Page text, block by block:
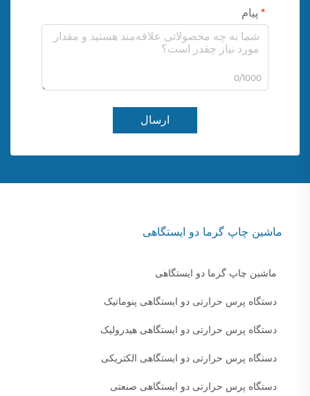
پیام
0/1000
ارسال
ماشین چاپ گرما دو ایستگاهی
ماشین چاپ گرما دو ایستگاهی
دستگاه پرس حرارتی دو ایستگاهی پنوماتیک
دستگاه پرس حرارتی دو ایستگاهی هیدرولیک
دستگاه پرس حرارتی دو ایستگاهی الکتریکی
دستگاه پرس حرارتی دو ایستگاهی صنعتی